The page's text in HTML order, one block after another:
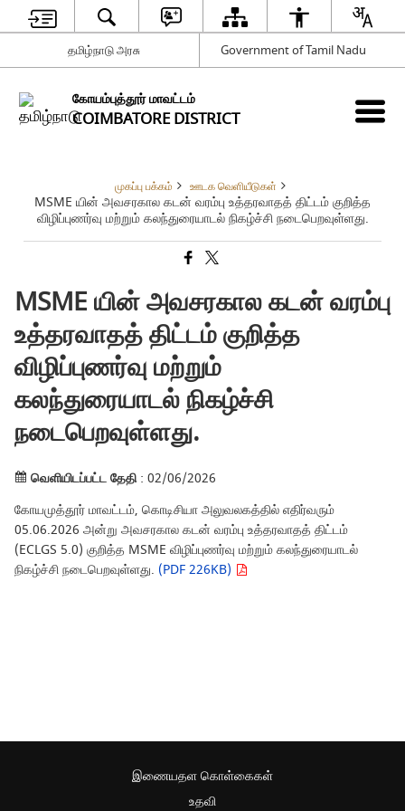
தமிழ்நாடு அரசு Government of Tamil Nadu
கோயம்புத்தூர் மாவட்டம்
COIMBATORE DISTRICT
முகப்பு பக்கம் ஊடக வெளியீடுகள்
MSME யின் அவசரகால கடன் வரம்பு உத்தரவாதத் திட்டம் குறித்த
விழிப்புணர்வு மற்றும் கலந்துரையாடல் நிகழ்ச்சி நடைபெறவுள்ளது.
MSME யின் அவசரகால கடன் வரம்பு
உத்தரவாதத் திட்டம் குறித்த
விழிப்புணர்வு மற்றும்
கலந்துரையாடல் நிகழ்ச்சி
நடைபெறவுள்ளது.
வெளியிடப்பட்ட தேதி: 02/06/2026
கோயமுத்தூர் மாவட்டம், கொடிசியா அலுவலகத்தில் எதிர்வரும்
05.06.2026 அன்று அவசரகால கடன் வரம்பு உத்தரவாதத் திட்டம்
(ECLGS 5.0) குறித்த MSME விழிப்புணர்வு மற்றும் கலந்துரையாடல்
நிகழ்ச்சி நடைபெறவுள்ளது. (PDF 226KB)
இணையதள கொள்கைகள்
உதவி